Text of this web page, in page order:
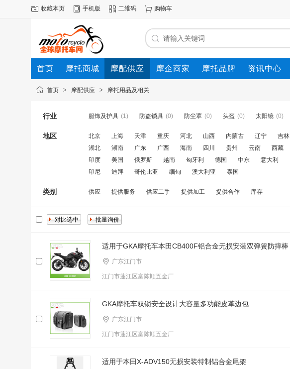
收藏本页 手机版 二维码 购物车
首页 摩托商城 摩配供应 摩企商家 摩托品牌 资讯中心
动态首页 > 摩配供应 > 摩托用品及相关
行业 服饰及护具 (1) 防盗锁具 (0) 防尘罩 (0) 头盔 (0) 太阳镜 (0)
地区 北京 上海 天津 重庆 河北 山西 内蒙古 辽宁 吉林
湖北
湖南 广东 广西 海南 四川 贵州 云南 西藏
印度
美国 俄罗斯 越南 匈牙利 德国 中东 意大利
印尼
迪拜 哥伦比亚 缅甸 澳大利亚 泰国
类别 供应 提供服务 供应二手 提供加工 提供合作 库存
适用于GKA摩托车本田CB400F铝合金无损安装双弹簧防摔棒
广东江门市
江门市蓬江区富陈顺五金厂
GKA摩托车双锁安全设计大容量多功能皮革边包
广东江门市
江门市蓬江区富陈顺五金厂
适用于本田X-ADV150无损安装特制铝合金尾架